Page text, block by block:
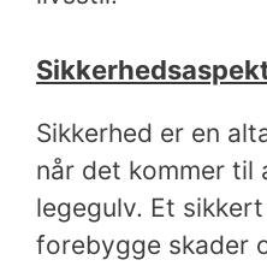
Sikkerhed er en
når det kommer
legegulv. Et
forebygge skader